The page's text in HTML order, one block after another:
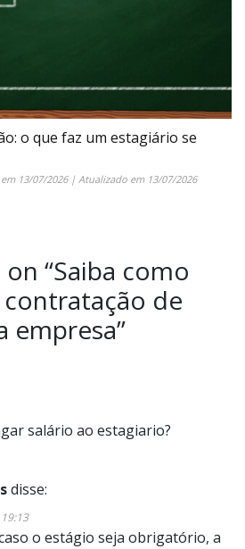
o que faz um estagiário se
13/07/2026| Atualizado em 13/07/2026
“Saiba como
de
empresa”
salário ao estagiario?
disse:
o estágio seja obrigatório, a